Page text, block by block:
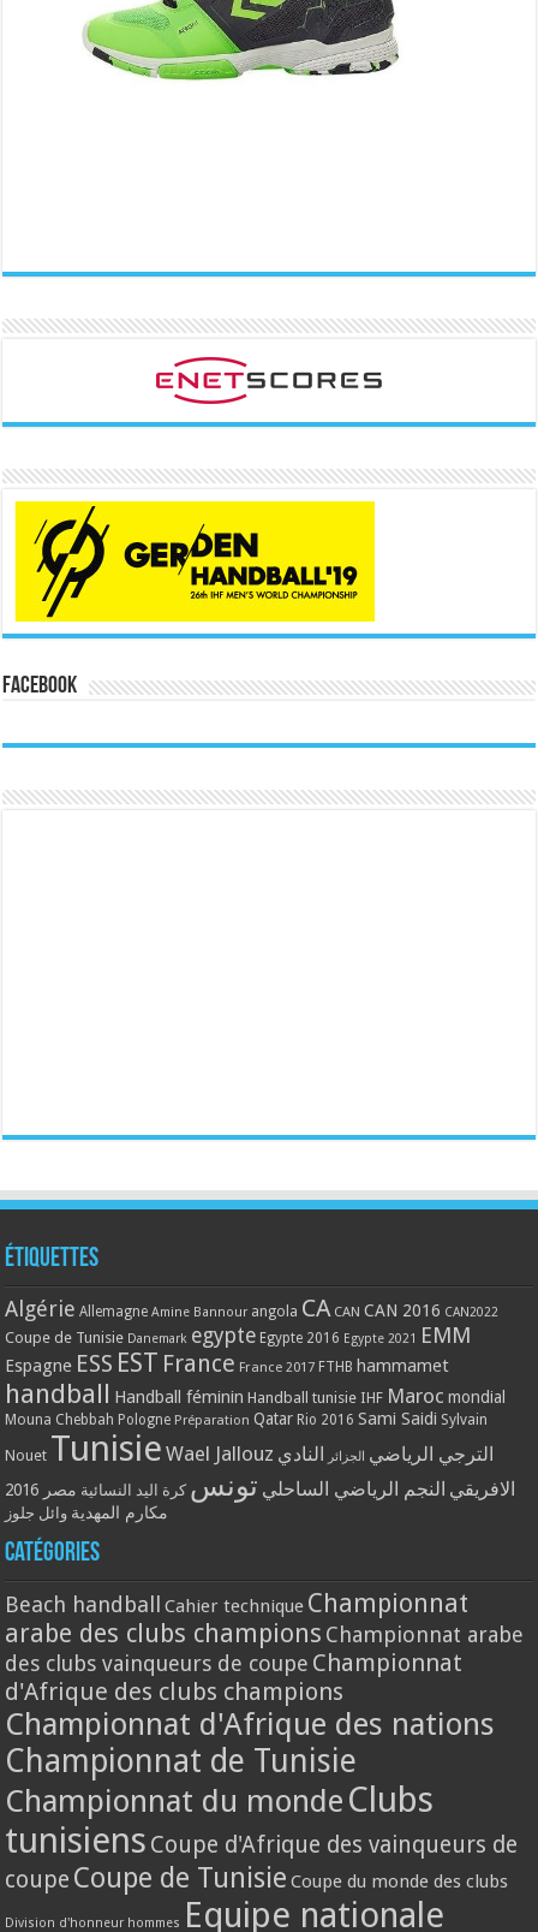
Facebook
Étiquettes
Algérie Allemagne Amine Bannour angola CA CAN CAN 2016 CAN2022
Coupe de Tunisie Danemark egypte Egypte 2016 Egypte 2021 EMM
Espagne ESS EST France France 2017 FTHB hammamet
handball Handball féminin Handball tunisie IHF Maroc mondial
Mouna Chebbah Pologne Préparation Qatar Rio 2016 Sami Saidi Sylvain
Nouet Tunisie Wael Jallouz الترجي الرياضي الجزائر النادي
الافريقي النجم الرياضي الساحلي تونس كرة اليد النسائية مصر 2016
مكارم المهدية وائل جلوز
Catégories
Beach handball Cahier technique Championnat
arabe des clubs champions Championnat arabe
des clubs vainqueurs de coupe Championnat
d'Afrique des clubs champions
Championnat d'Afrique des nations
Championnat de Tunisie
Championnat du monde Clubs
tunisiens Coupe d'Afrique des vainqueurs de
coupe Coupe de Tunisie Coupe du monde des clubs
Division d'honneur hommes Equipe nationale